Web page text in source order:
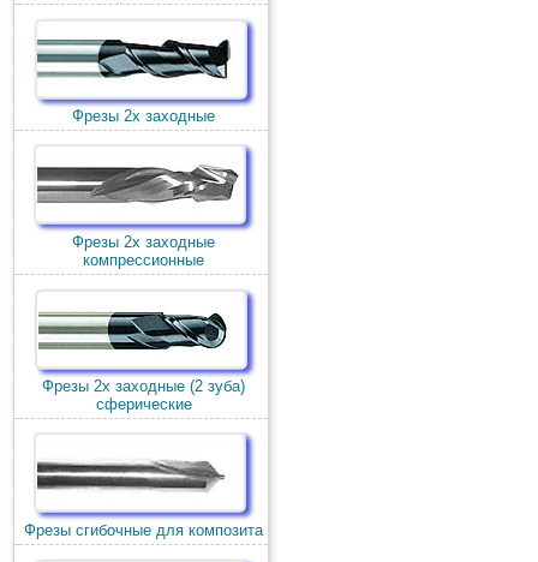
Фрезы 2х заходные
Фрезы 2х заходные
компрессионные
Фрезы 2х заходные (2 зуба)
сферические
Фрезы сгибочные для композита